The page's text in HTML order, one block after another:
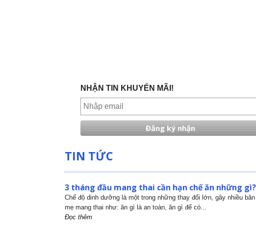
NHẬN TIN KHUYẾN MÃI!
TIN TỨC
3 tháng đầu mang thai cần hạn chế ăn những gì?
Chế độ dinh dưỡng là một trong những thay đổi lớn, gây nhiều
mẹ mang thai như: ăn gì là an toàn, ăn gì để có...
Đọc thêm